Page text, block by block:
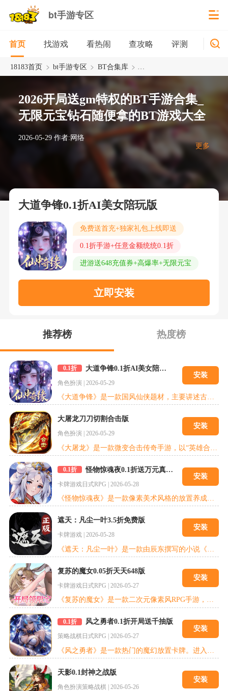
bt手游专区
首页 找游戏 看热闹 查攻略 评测 新游
18183首页 > bt手游专区 > BT合集库 > 2026开局送gm特权的BT手
2026开局送gm特权的BT手游合集_
无限元宝钻石随便拿的BT游戏大全
2026-05-29 作者:网络
更多
大道争锋0.1折AI美女陪玩版
免费送首充+独家礼包上线即送
0.1折手游+任意金额统统0.1折
进游送648充值券+高爆率+无限元宝
立即安装
推荐榜 热度榜
0.1折 大道争锋0.1折AI美女陪玩版
角色扮演 | 2026-05-29
安装
大屠龙刀刀切割合击版
角色扮演 2026-05-29
安装
0.1折 怪物惊魂夜0.1折送万元真充版
卡牌游戏日式RPG | 2026-05-28
安装
《怪物惊魂夜》是一款像素美术风格的放置养成卡牌手游。在这里，你将穿越到复古的像素世界，集结各具特色的神话英雄，搭配多样阵容，激活强力羁绊。挂机也能为你源源不断地积累金币、经验与神装。丰富的跨服王城与公会玩法，让你的阵容深度与养成策略充满无限可能。是时候来一场指尖的像素冒险了！
遮天：凡尘一叶3.5折免费版
卡牌游戏 2026-05-28
安装
复苏的魔女0.05折天天648版
卡牌游戏日式RPG | 2026-05-27
安装
《复苏的魔女》是一款二次元像素风RPG手游，结合了角色养成、策略战斗与时空冒险元素。玩家将扮演一名失去记忆的魔女，穿梭于平行世界，解开身世之谜。游戏以精致的像素美术、沉浸式剧情和独特的“双能量”战斗系统为特色，为玩家带来复古与创新并存的游戏体验。【精美日系美术 ，沉浸式角色塑造】《复苏的魔女》采用高品质，Live2D动态立绘，结合细腻的日系画风，赋予角色生动的表情与动作。每位角色拥有独立背景故事，
0.1折 风之勇者0.1折开局送千抽版
策略战棋 日式RPG 2026-05-27
安装
天影0.1封神之战版
角色扮演策略战棋 2026-05-26
安装